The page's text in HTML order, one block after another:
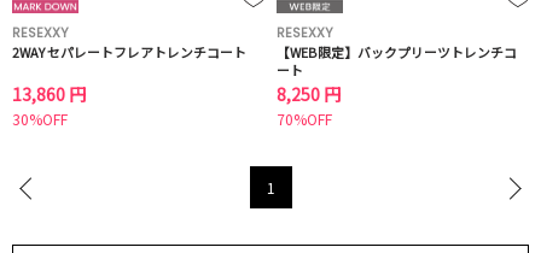
RESEXXY
2WAY セパレートフレアトレンチコート
13,860 円
30%OFF
RESEXXY
【WEB限定】バックプリーツトレンチコ
ート
8,250 円
70%OFF
1